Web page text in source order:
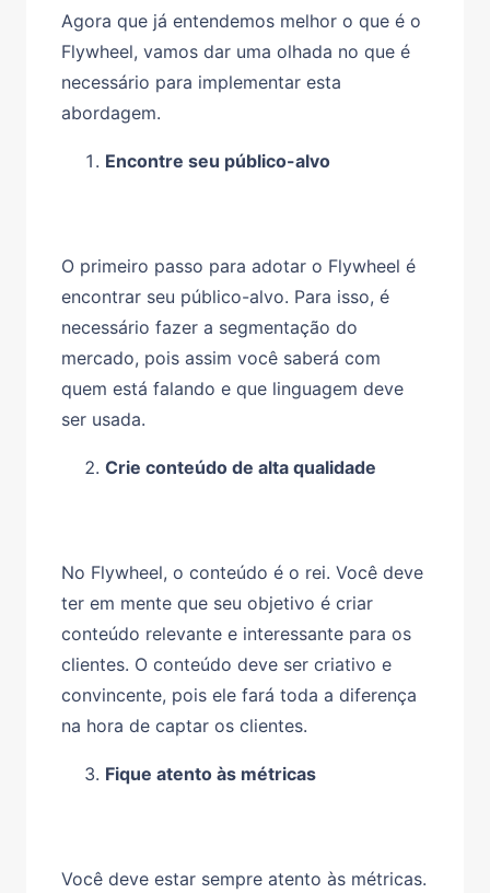
Agora que já entendemos melhor o que é o
Flywheel, vamos dar uma olhada no que é
necessário para implementar esta
abordagem.
Encontre seu público-alvo
O primeiro passo para adotar o Flywheel é
encontrar seu público-alvo. Para isso, é
necessário fazer a segmentação do
mercado, pois assim você saberá com
quem está falando e que linguagem deve
ser usada.
Crie conteúdo de alta qualidade
No Flywheel, o conteúdo é o rei. Você deve
ter em mente que seu objetivo é criar
conteúdo relevante e interessante para os
clientes. O conteúdo deve ser criativo e
convincente, pois ele fará toda a diferença
na hora de captar os clientes.
Fique atento às métricas
Você deve estar sempre atento às métricas.